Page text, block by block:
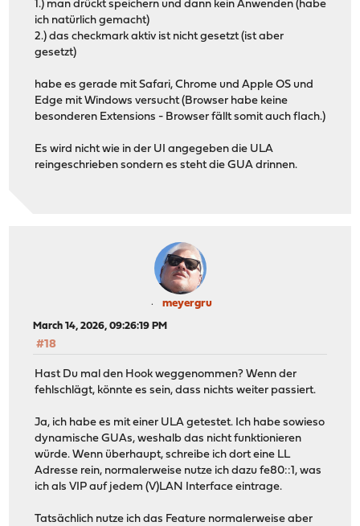
1.) man drückt speichern und dann kein Anwenden (habe
ich natürlich gemacht)
2.) das checkmark aktiv ist nicht gesetzt (ist aber
gesetzt)
habe es gerade mit Safari, Chrome und Apple OS und
Edge mit Windows versucht (Browser habe keine
besonderen Extensions - Browser fällt somit auch flach.)
Es wird nicht wie in der UI angegeben die ULA
reingeschrieben sondern es steht die GUA drinnen.
meyergru
March 14, 2026, 09:26:19 PM
#18
Hast Du mal den Hook weggenommen? Wenn der
fehlschlägt, könnte es sein, dass nichts weiter passiert.
Ja, ich habe es mit einer ULA getestet. Ich habe sowieso
dynamische GUAs, weshalb das nicht funktionieren
würde. Wenn überhaupt, schreibe ich dort eine LL
Adresse rein, normalerweise nutze ich dazu fe80::1, was
ich als VIP auf jedem (V)LAN Interface eintrage.
Tatsächlich nutze ich das Feature normalerweise aber